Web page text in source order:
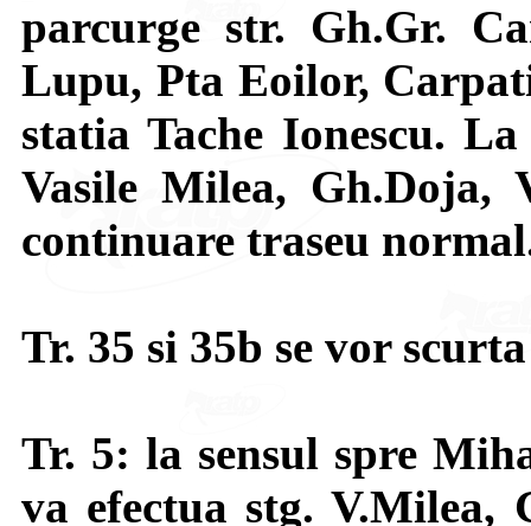
parcurge str. Gh.Gr.
Lupu, Pta Eoilor,
statia Tache Ionescu.
Vasile Milea, Gh.Doja,
continuare traseu
Tr. 35 si 35b se vor
Tr. 5: la sensul spre
va efectua stg. V.Milea,